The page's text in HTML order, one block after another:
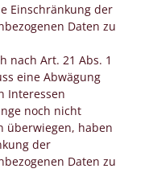
Einschränkung der
Daten zu
nach Art. 21 Abs. 1
eine Abwägung
Interessen
noch nicht
überwiegen, haben
der
Daten zu